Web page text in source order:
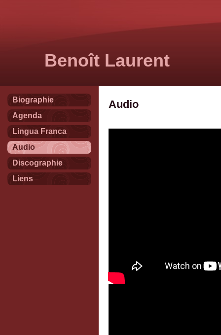
Benoît Laurent
Biographie
Agenda
Lingua Franca
Audio
Discographie
Liens
Audio